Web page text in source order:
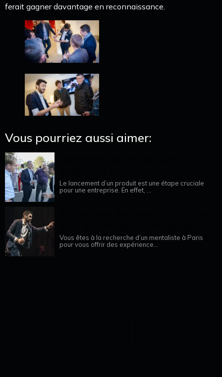
ferait gagner davantage en reconnaissance.
Vous pourriez aussi aimer:
Le lancement d’un produit est une étape cruciale
pour une entreprise. En effet, ...
Vous êtes à la recherche d’un mentaliste à Paris
pour vous offrir des expérience...